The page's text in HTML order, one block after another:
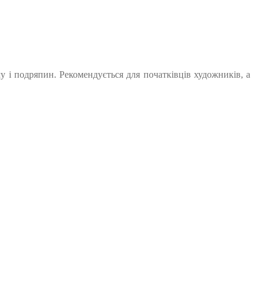
подряпин. Рекомендується для початківців художників, а